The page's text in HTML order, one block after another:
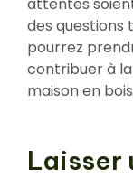
des questions
pourrez
contribuer à
maison en
Laisser